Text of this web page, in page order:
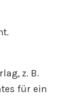
z. B.
für ein